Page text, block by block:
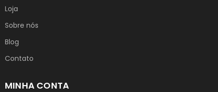
Loja
Sobre nós
Blog
Contato
MINHA CONTA